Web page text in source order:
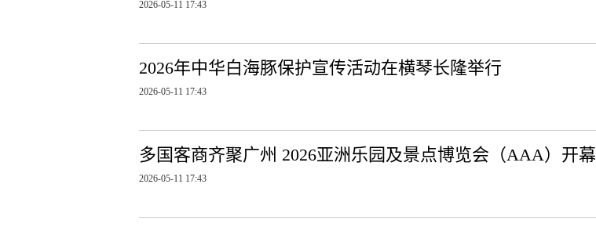
2026-05-11 17:43
2026年中华白海豚保护宣传活动在横琴长隆举行
2026-05-11 17:43
多国客商齐聚广州 2026亚洲乐园及景点博览会（AAA）开幕
2026-05-11 17:43